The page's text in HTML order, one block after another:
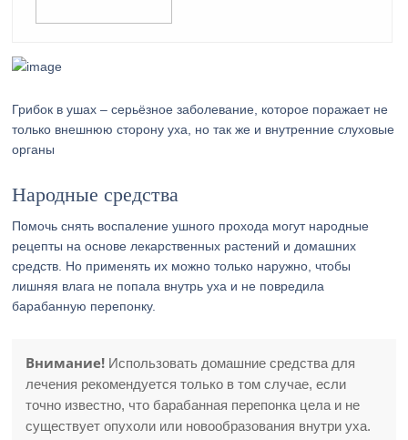
Грибок в ушах – серьёзное заболевание, которое поражает не
только внешнюю сторону уха, но так же и внутренние слуховые
органы
Народные средства
Помочь снять воспаление ушного прохода могут народные
рецепты на основе лекарственных растений и домашних
средств. Но применять их можно только наружно, чтобы
лишняя влага не попала внутрь уха и не повредила
барабанную перепонку.
Внимание! Использовать домашние средства для
лечения рекомендуется только в том случае, если
точно известно, что барабанная перепонка цела и не
существует опухоли или новообразования внутри уха.